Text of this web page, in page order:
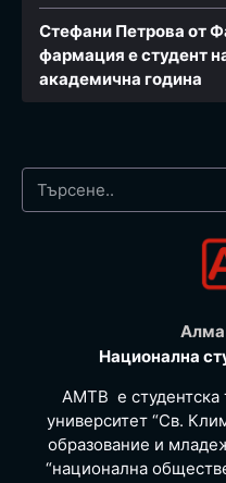
Стефани Петрова от
фармация e студент
академична година
Алма
Национална
АМТВ е студентска
университет “Св.
образование и
“национална